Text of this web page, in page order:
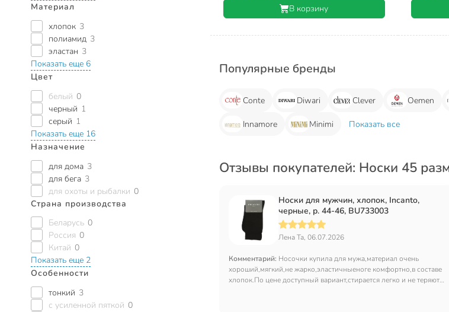
Материал
хлопок 3
полиамид 3
эластан 3
Показать еще 6
Цвет
белый 0
черный 1
серый 1
Показать еще 16
Назначение
для дома 3
для бега 3
для охоты и рыбалки 0
Страна производства
Беларусь 0
Россия 0
Китай 0
Показать еще 2
Особенности
тонкий 3
с усиленной пяткой 0
В корзину
Популярные бренды
Conte Diwari Clever Oemen
Innamore Minimi Показать все
Отзывы покупателей: Носки 45
Носки для мужчин, хлопок, Incanto,
черные, р. 44-46, BU733003
Лена Та, 06.07.2026
Комментарий: Носочки купила для мужа,материал очень
хороший,мягкий,не жарко,эластичныеноге комфортно,в составе
хлопок.По цене доступный вариант,стирается легко и не теряют